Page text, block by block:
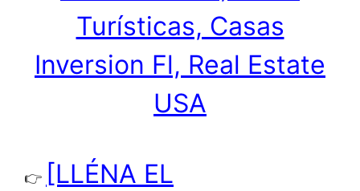
Turísticas, Casas
Inversion Fl, Real Estate
USA
👉 [LLÉNA EL